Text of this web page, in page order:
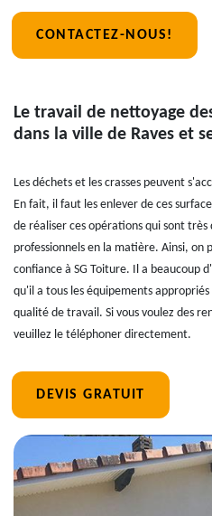
CONTACTEZ-NOUS!
Le travail de nettoyage
dans la ville de Raves et
Les déchets et les crasses peuvent
En fait, il faut les enlever de ces
de réaliser ces opérations qui sont
professionnels en la matière. Ainsi, on
confiance à SG Toiture. Il a beaucoup
qu'il a tous les équipements
qualité de travail. Si vous voulez des
veuillez le téléphoner directement.
DEVIS GRATUIT